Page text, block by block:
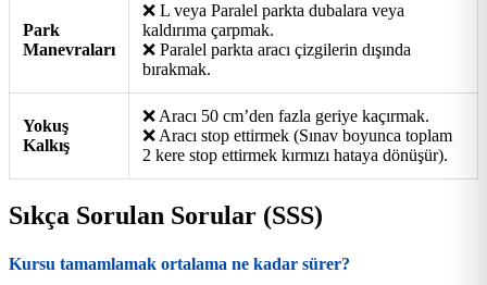
Park
Manevraları
❌ L veya Paralel parkta dubalara veya
kaldırıma çarpmak.
❌ Paralel parkta aracı çizgilerin dışında
bırakmak.
Yokuş
Kalkış
❌ Aracı 50 cm’den fazla geriye kaçırmak.
❌ Aracı stop ettirmek (Sınav boyunca toplam
2 kere stop ettirmek kırmızı hataya dönüşür).
Sıkça Sorulan Sorular (SSS)
Kursu tamamlamak ortalama ne kadar sürer?